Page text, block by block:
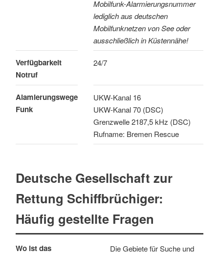
Mobilfunk-Alarmierungsnummer
lediglich aus deutschen
Mobilfunknetzen von See oder
ausschließlich in Küstennähe!
Verfügbarkeit
Notruf
24/7
Alamierungswege
Funk
UKW-Kanal 16
UKW-Kanal 70 (DSC)
Grenzwelle 2187,5 kHz (DSC)
Rufname: Bremen Rescue
Deutsche Gesellschaft zur
Rettung Schiffbrüchiger:
Häufig gestellte Fragen
Wo ist das
Die Gebiete für Suche und